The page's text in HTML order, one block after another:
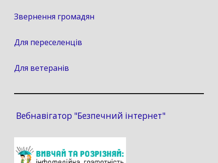
Звернення громадян
Для переселенців
Для ветеранів
Вебнавігатор "Безпечний інтернет"